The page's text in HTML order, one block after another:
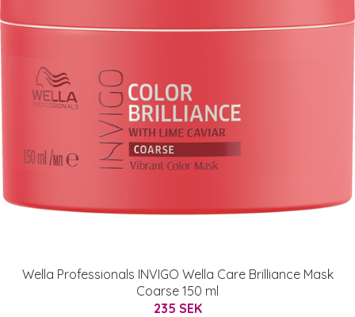
Wella Professionals INVIGO Wella Care Brilliance Mask
Coarse 150 ml
235 SEK